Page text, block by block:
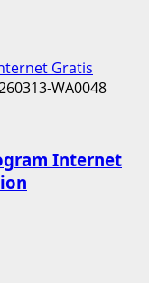
Gratis
Internet